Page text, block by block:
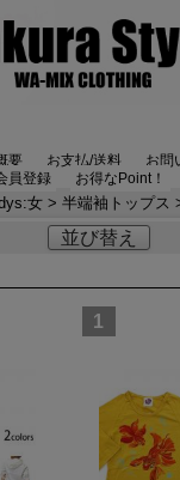
要 お支払/送料
お問
員登録 お得なPoint！
女 > 半端袖トップス
並び替え
1